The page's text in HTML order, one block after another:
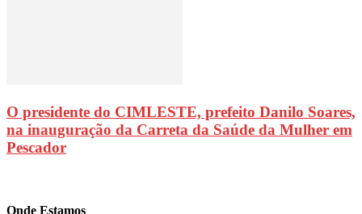
O presidente do CIMLESTE, prefeito Danilo Soares,
na inauguração da Carreta da Saúde da Mulher em
Pescador
Onde Estamos